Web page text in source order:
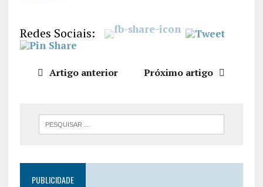
INCORPO
RAR
Redes Sociais:
Artigo anterior Próximo artigo
PUBLICIDADE